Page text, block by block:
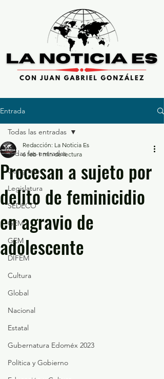
Entrada
Todas las entradas
Congreso
Legislatura
SEDECO
GEM
GEM
DIFEM
Cultura
Global
Nacional
Estatal
Gubernatura Edoméx 2023
Política y Gobierno
Todas las entradas
Procesan a sujeto por
delito de feminicidio
en agravio de
adolescente
Redacción: La Noticia Es
6 feb 1 min de lectura